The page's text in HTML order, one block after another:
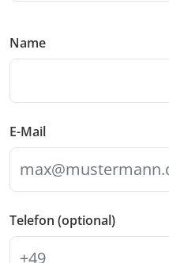
Name
E-Mail
Telefon (optional)